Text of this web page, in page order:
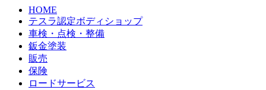
HOME
テスラ認定ボディショップ
車検・点検・整備
鈑金塗装
販売
保険
ロードサービス